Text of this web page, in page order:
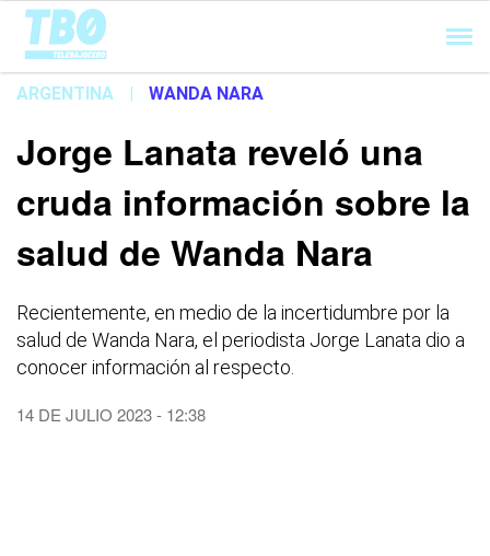
Cargando...
ARGENTINA | WANDA NARA
Jorge Lanata reveló una
cruda información sobre la
salud de Wanda Nara
Recientemente, en medio de la incertidumbre por la
salud de Wanda Nara, el periodista Jorge Lanata dio a
conocer información al respecto.
14 DE JULIO 2023 - 12:38